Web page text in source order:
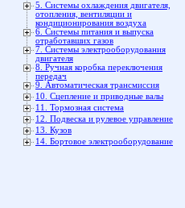
5. Системы охлаждения двигателя,
отопления, вентиляции и
кондиционирования воздуха
6. Системы питания и выпуска
отработавших газов
7. Системы электрооборудования
двигателя
8. Ручная коробка переключения
передач
9. Автоматическая трансмиссия
10. Сцепление и приводные валы
11. Тормозная система
12. Подвеска и рулевое управление
13. Кузов
14. Бортовое электрооборудование